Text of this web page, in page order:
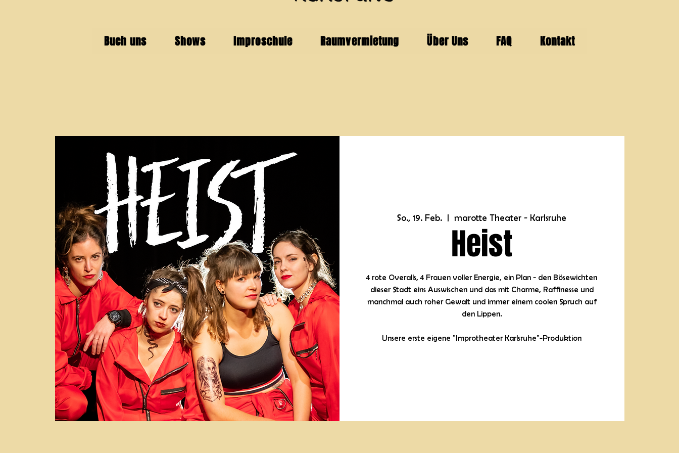
So., 19. Feb.
  |
marotte Theater - Karlsruhe
Heist
4 rote Overalls, 4 Frauen voller Energie, ein Plan - den Bösewichten
dieser Stadt eins Auswischen und das mit Charme, Raffinesse und
manchmal auch roher Gewalt und immer einem coolen Spruch auf
den Lippen.
Unsere erste eigene "Improtheater Karlsruhe"-Produktion
Buch uns Shows Improschule Raumvermietung Über Uns FAQ Kontakt